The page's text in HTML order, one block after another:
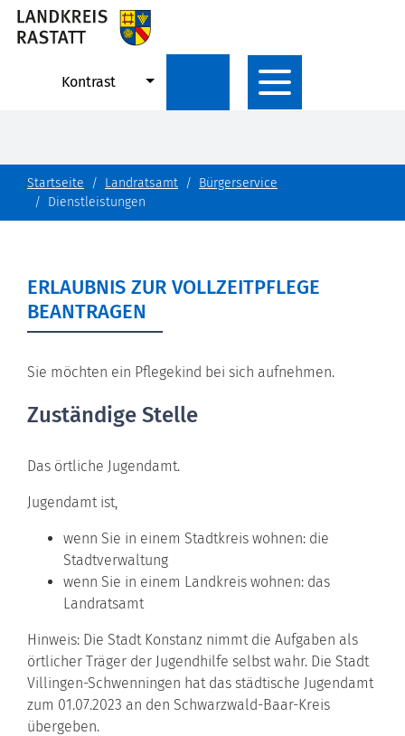
Kontrast
Startseite Landratsamt
Bürgerservice
Dienstleistungen
ERLAUBNIS ZUR VOLLZEITPFLEGE
BEANTRAGEN
Sie möchten ein Pflegekind bei sich aufnehmen.
Zuständige Stelle
Das örtliche Jugendamt.
Jugendamt ist,
wenn Sie in einem Stadtkreis wohnen: die
Stadtverwaltung
wenn Sie in einem Landkreis wohnen: das
Landratsamt
Hinweis: Die Stadt Konstanz nimmt die Aufgaben als
örtlicher Träger der Jugendhilfe selbst wahr. Die Stadt
Villingen-Schwenningen hat das städtische Jugendamt
zum 01.07.2023 an den Schwarzwald-Baar-Kreis
übergeben.